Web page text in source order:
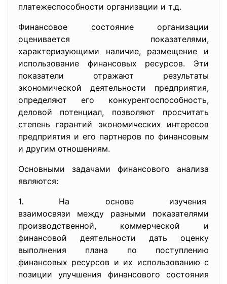
платежеспособности организации и т.д.
Финансовое состояние организации
оценивается показателями,
характеризующими наличие, размещение и
использование финансовых ресурсов. Эти
показатели отражают результаты
экономической деятельности предприятия,
определяют его конкурентоспособность,
деловой потенциал, позволяют просчитать
степень гарантий экономических интересов
предприятия и его партнеров по финансовым
и другим отношениям.
Основными задачами финансового анализа
являются:
1. На основе изучения
взаимосвязи между разными показателями
производственной, коммерческой и
финансовой деятельности дать оценку
выполнения плана по поступлению
финансовых ресурсов и их использованию с
позиции улучшения финансового состояния